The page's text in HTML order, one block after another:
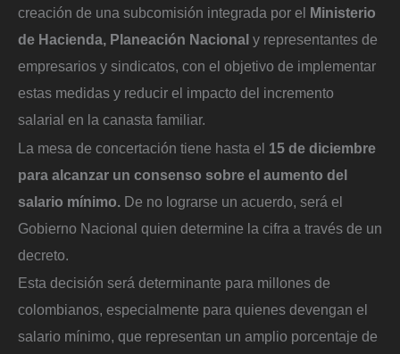
creación de una subcomisión integrada por el Ministerio
de Hacienda, Planeación Nacional y representantes de
empresarios y sindicatos, con el objetivo de implementar
estas medidas y reducir el impacto del incremento
salarial en la canasta familiar.
La mesa de concertación tiene hasta el 15 de diciembre
para alcanzar un consenso sobre el aumento del
salario mínimo. De no lograrse un acuerdo, será el
Gobierno Nacional quien determine la cifra a través de un
decreto.
Esta decisión será determinante para millones de
colombianos, especialmente para quienes devengan el
salario mínimo, que representan un amplio porcentaje de